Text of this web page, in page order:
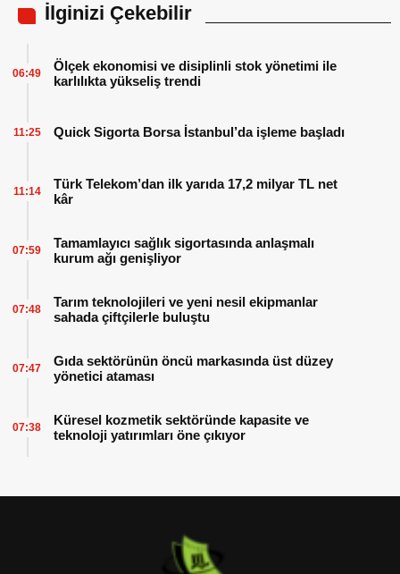
İlginizi Çekebilir
Ölçek ekonomisi ve disiplinli stok yönetimi ile
karlılıkta yükseliş trendi
06:49
Quick Sigorta Borsa İstanbul’da işleme başladı
11:25
Türk Telekom’dan ilk yarıda 17,2 milyar TL net
kâr
11:14
Tamamlayıcı sağlık sigortasında anlaşmalı
kurum ağı genişliyor
07:59
Tarım teknolojileri ve yeni nesil ekipmanlar
sahada çiftçilerle buluştu
07:48
Gıda sektörünün öncü markasında üst düzey
yönetici ataması
07:47
Küresel kozmetik sektöründe kapasite ve
teknoloji yatırımları öne çıkıyor
07:38